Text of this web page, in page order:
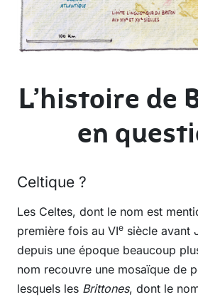
L’histoire de
en
Celtique ?
Les Celtes, dont le nom est
première fois au VIe siècle avant
depuis une époque beaucoup
nom recouvre une mosaïque de
lesquels les Brittones, dont le